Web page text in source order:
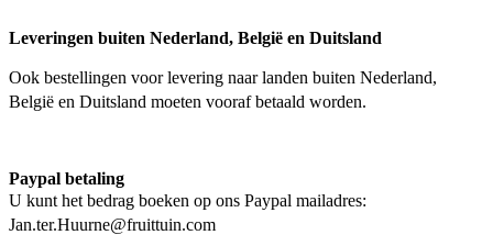
Leveringen buiten Nederland, België en Duitsland
Ook bestellingen voor levering naar landen buiten Nederland,
België en Duitsland moeten vooraf betaald worden.
Paypal betaling
U kunt het bedrag boeken op ons Paypal mailadres:
Jan.ter.Huurne@fruittuin.com